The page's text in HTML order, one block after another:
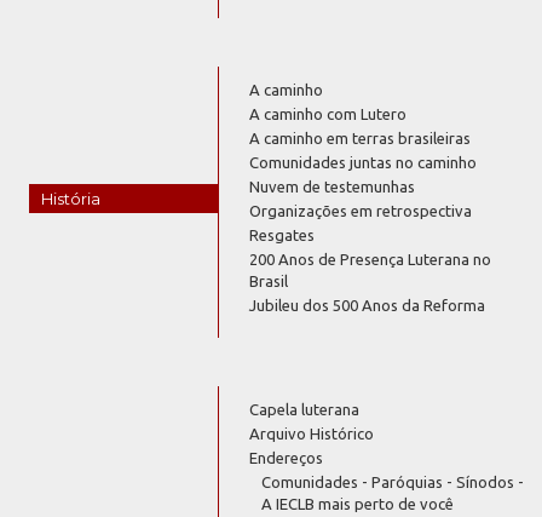
História
A caminho
A caminho com Lutero
A caminho em terras brasileiras
Comunidades juntas no caminho
Nuvem de testemunhas
Organizações em retrospectiva
Resgates
200 Anos de Presença Luterana no
Brasil
Jubileu dos 500 Anos da Reforma
Capela luterana
Arquivo Histórico
Endereços
Comunidades - Paróquias - Sínodos -
A IECLB mais perto de você